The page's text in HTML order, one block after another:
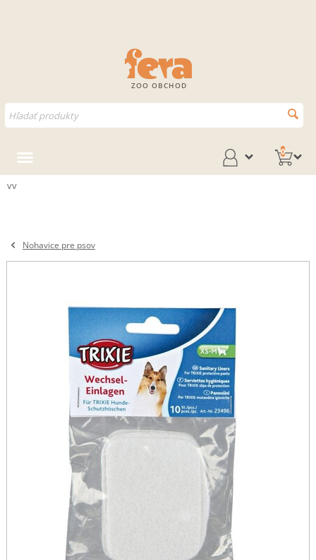
ZOO OBCHOD
0
vv
Nohavice pre psov